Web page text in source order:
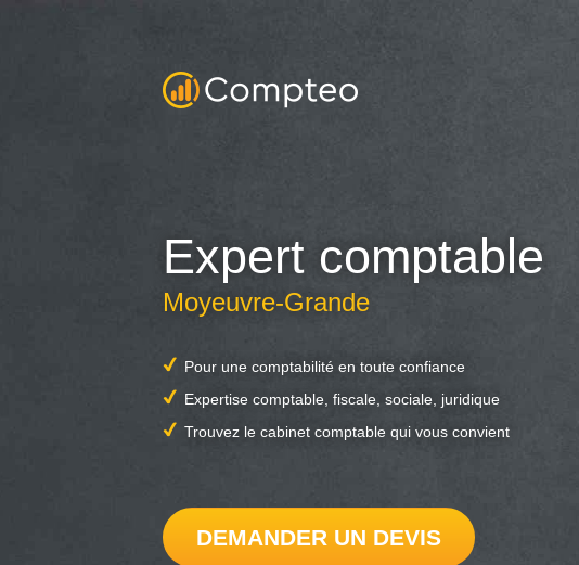
Expert comptable
Moyeuvre-Grande
Pour une comptabilité en toute confiance
Expertise comptable, fiscale, sociale, juridique
Trouvez le cabinet comptable qui vous convient
DEMANDER UN DEVIS